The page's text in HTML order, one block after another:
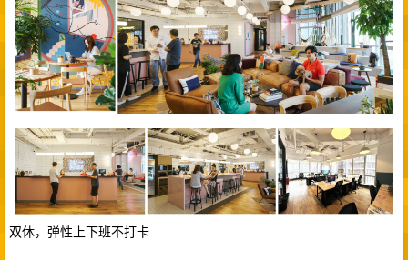
双休，弹性上下班不打卡